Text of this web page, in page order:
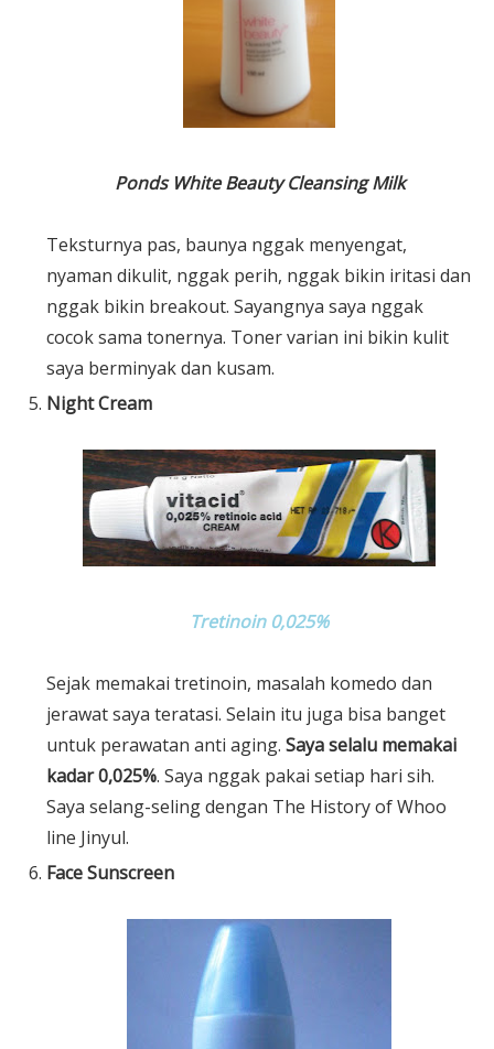
Ponds White Beauty Cleansing Milk
Teksturnya pas, baunya nggak menyengat,
nyaman dikulit, nggak perih, nggak bikin iritasi dan
nggak bikin breakout. Sayangnya saya nggak
cocok sama tonernya. Toner varian ini bikin kulit
saya berminyak dan kusam.
Night Cream
Tretinoin 0,025%
Sejak memakai tretinoin, masalah komedo dan
jerawat saya teratasi. Selain itu juga bisa banget
untuk perawatan anti aging.Saya selalu memakai
kadar 0,025%. Saya nggak pakai setiap hari sih.
Saya selang-seling dengan The History of Whoo
line Jinyul.
Face Sunscreen